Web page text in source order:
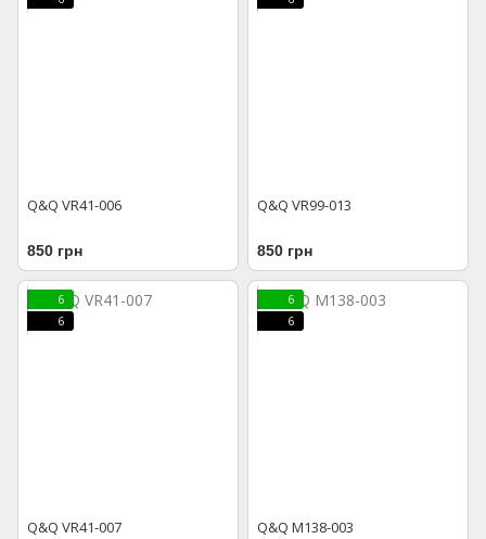
Q&Q VR41-006
850 грн
Q&Q VR99-013
850 грн
6
6
Q&Q VR41-007
6
6
Q&Q M138-003